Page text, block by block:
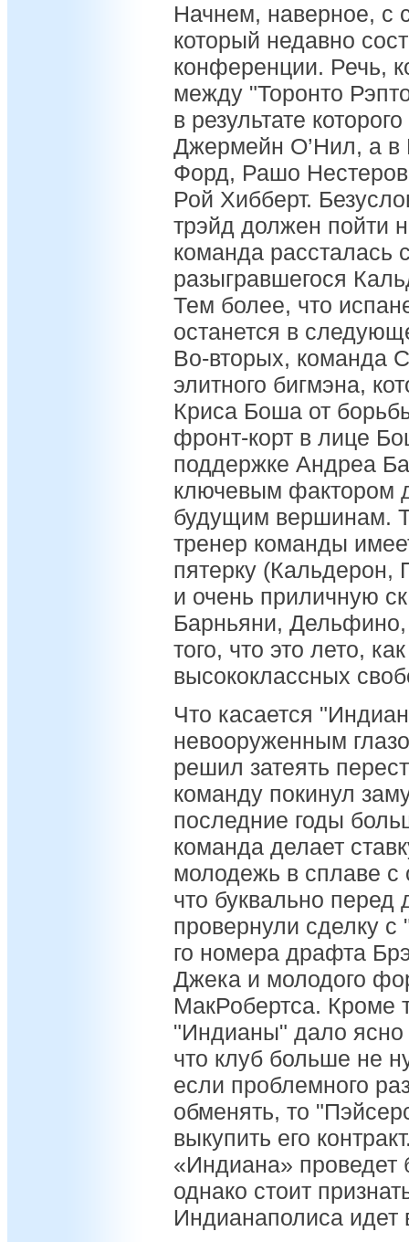
Начнем, наверное, с
который недавно
конференции. Речь,
между "Торонто
в результате
Джермейн О’Нил, а в
Форд, Рашо
Рой Хибберт.
трэйд должен пойти
команда
разыгравшегося
Тем более, что
останется в
Во-вторых, команда
элитного бигмэна,
Криса Боша от
фронт-корт в лице
поддержке Андреа
ключевым фактором
будущим вершинам.
тренер команды
пятерку
и очень приличную
Барньяни,
того, что это лето,
высококлассных
Что касается
невооруженным
решил затеять
команду покинул
последние годы
команда делает
молодежь в сплаве с
что буквально
провернули сделку
го номера драфта
Джека и молодого
МакРобертса. Кроме
"Индианы" дало
что клуб больше не
если проблемного
обменять, то
выкупить его
«Индиана»
однако стоит
Индианаполиса